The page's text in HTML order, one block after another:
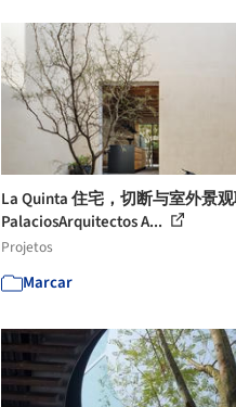
La Quinta 住宅，切断与室外景观
PalaciosArquitectos A...
Projetos
Marcar